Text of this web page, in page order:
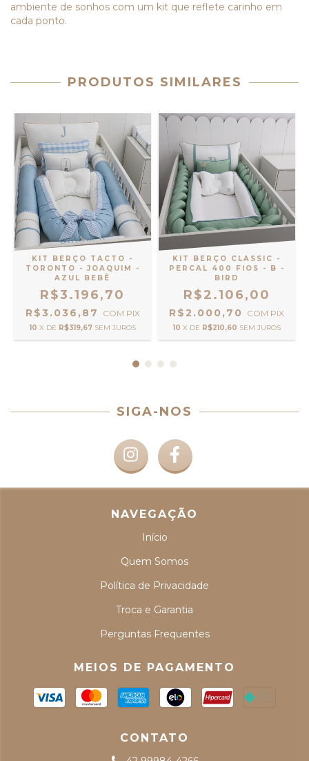
ambiente de sonhos com um kit que reflete carinho em
cada ponto.
PRODUTOS SIMILARES
KIT BERÇO TACTO -
TORONTO - JOAQUIM -
AZUL BEBÊ
R$3.196,70
R$3.036,87 COM PIX
10 X DE R$319,67 SEM JUROS
KIT BERÇO CLASSIC -
PERCAL 400 FIOS - B -
BIRD
R$2.106,00
R$2.000,70 COM PIX
10 X DE R$210,60 SEM JUROS
SIGA-NOS
NAVEGAÇÃO
Início
Quem Somos
Política de Privacidade
Troca e Garantia
Perguntas Frequentes
MEIOS DE PAGAMENTO
CONTATO